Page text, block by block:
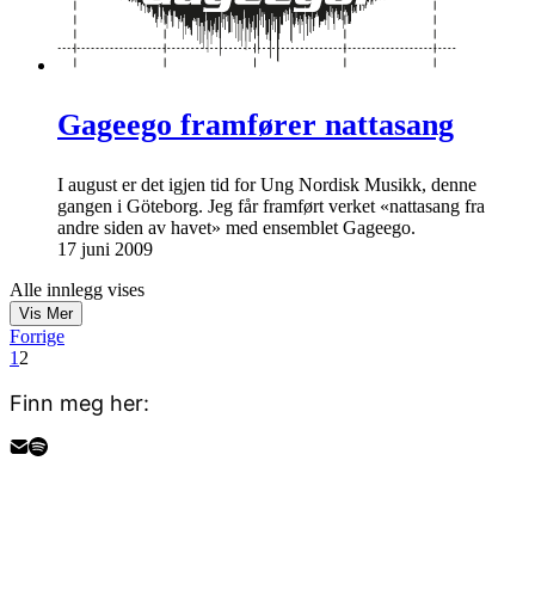
Gageego framfører nattasang
I august er det igjen tid for Ung Nordisk Musikk, denne
gangen i Göteborg. Jeg får framført verket «nattasang fra
andre siden av havet» med ensemblet Gageego.
17 juni 2009
Alle innlegg vises
Vis Mer
Forrige
1 2
Finn meg her: